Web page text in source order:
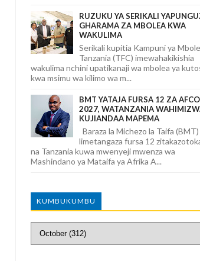
RUZUKU YA SERIKALI
GHARAMA ZA MBOLEA KWA
WAKULIMA
Serikali kupitia Kampuni ya
Tanzania (TFC) imewahakikishia
wakulima nchini upatikanaji wa mbolea ya
kwa msimu wa kilimo wa m...
BMT YATAJA FURSA 12 ZA
2027, WATANZANIA
KUJIANDAA MAPEMA
Baraza la Michezo la Taifa (BMT)
limetangaza fursa 12
na Tanzania kuwa mwenyeji mwenza wa
Mashindano ya Mataifa ya Afrika A...
KUMBUKUMBU